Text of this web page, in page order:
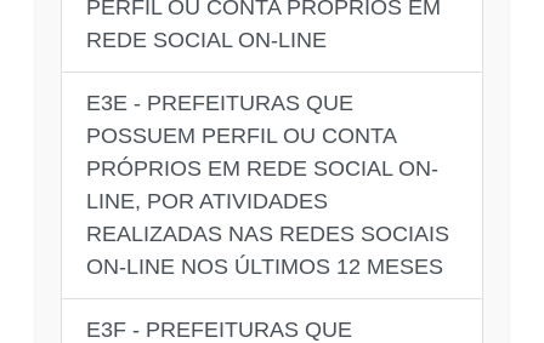
PERFIL OU CONTA PRÓPRIOS EM
REDE SOCIAL ON-LINE
E3E - PREFEITURAS QUE
POSSUEM PERFIL OU CONTA
PRÓPRIOS EM REDE SOCIAL ON-
LINE, POR ATIVIDADES
REALIZADAS NAS REDES SOCIAIS
ON-LINE NOS ÚLTIMOS 12 MESES
E3F - PREFEITURAS QUE